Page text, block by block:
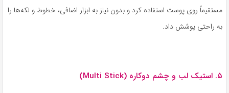
مستقیماً روی پوست استفاده کرد و بدون نیاز به ابزار اضافی، خطوط و لکه‌ها را
به راحتی پوشش داد.
۵. استیک لب و چشم دوکاره (Multi Stick)